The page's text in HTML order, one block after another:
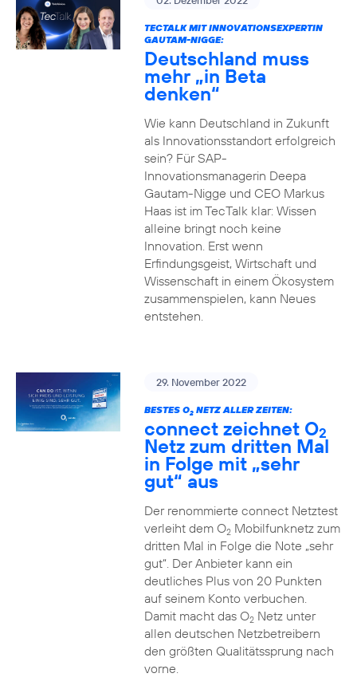
TECTALK MIT INNOVATIONSEXPERTIN
GAUTAM-NIGGE:
Deutschland muss
mehr „in Beta
denken“
Wie kann Deutschland in Zukunft
als Innovationsstandort erfolgreich
sein? Für SAP-
Innovationsmanagerin Deepa
Gautam-Nigge und CEO Markus
Haas ist im TecTalk klar: Wissen
alleine bringt noch keine
Innovation. Erst wenn
Erfindungsgeist, Wirtschaft und
Wissenschaft in einem Ökosystem
zusammenspielen, kann Neues
entstehen.
29. November 2022
BESTES O2NETZ ALLER ZEITEN:
connect zeichnet O2
Netz zum dritten Mal
in Folge mit „sehr
gut“ aus
Der renommierte connect Netztest
verleiht dem O2Mobilfunknetz zum
dritten Mal in Folge die Note „sehr
gut“. Der Anbieter kann ein
deutliches Plus von 20 Punkten
auf seinem Konto verbuchen.
Damit macht das O2Netz unter
allen deutschen Netzbetreibern
den größten Qualitätssprung nach
vorne.